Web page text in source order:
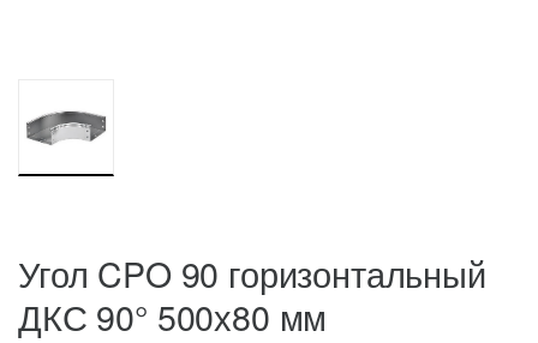
Угол CPO 90 горизонтальный
ДКС 90° 500х80 мм